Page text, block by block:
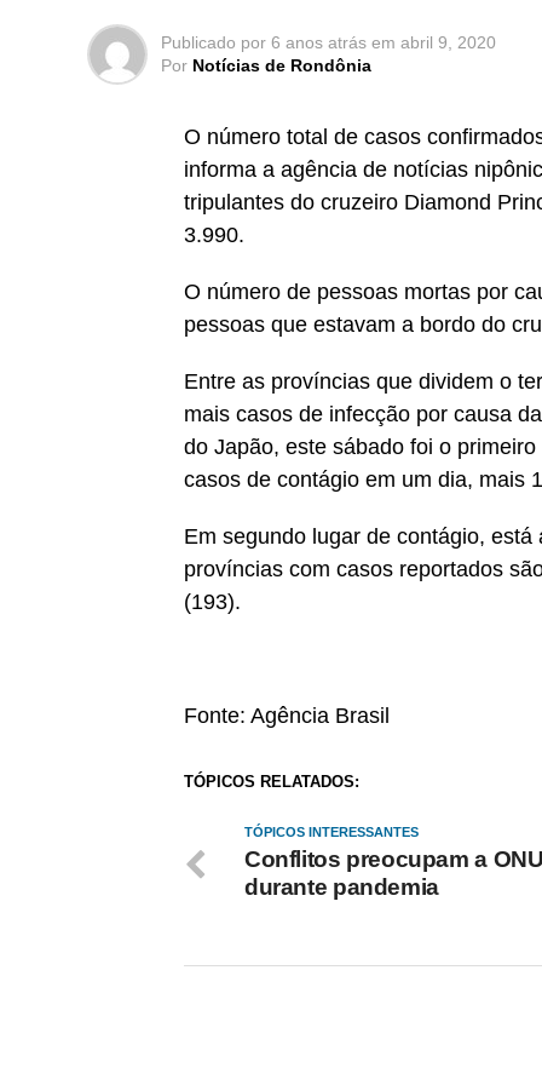
Publicado por 6 anos atrás em abril 9, 2020
Por Notícias de Rondônia
O número total de casos
informa a agência de notícias
tripulantes do cruzeiro Diamond
3.990.
O número de pessoas mortas por
pessoas que estavam a bordo do
Entre as províncias que dividem o
mais casos de infecção por causa
do Japão, este sábado foi o
casos de contágio em um dia, mais
Em segundo lugar de contágio,
províncias com casos reportados
(193).
Fonte: Agência Brasil
TÓPICOS RELATADOS:
TÓPICOS INTERESSANTES
Conflitos preocupam a
durante pandemia